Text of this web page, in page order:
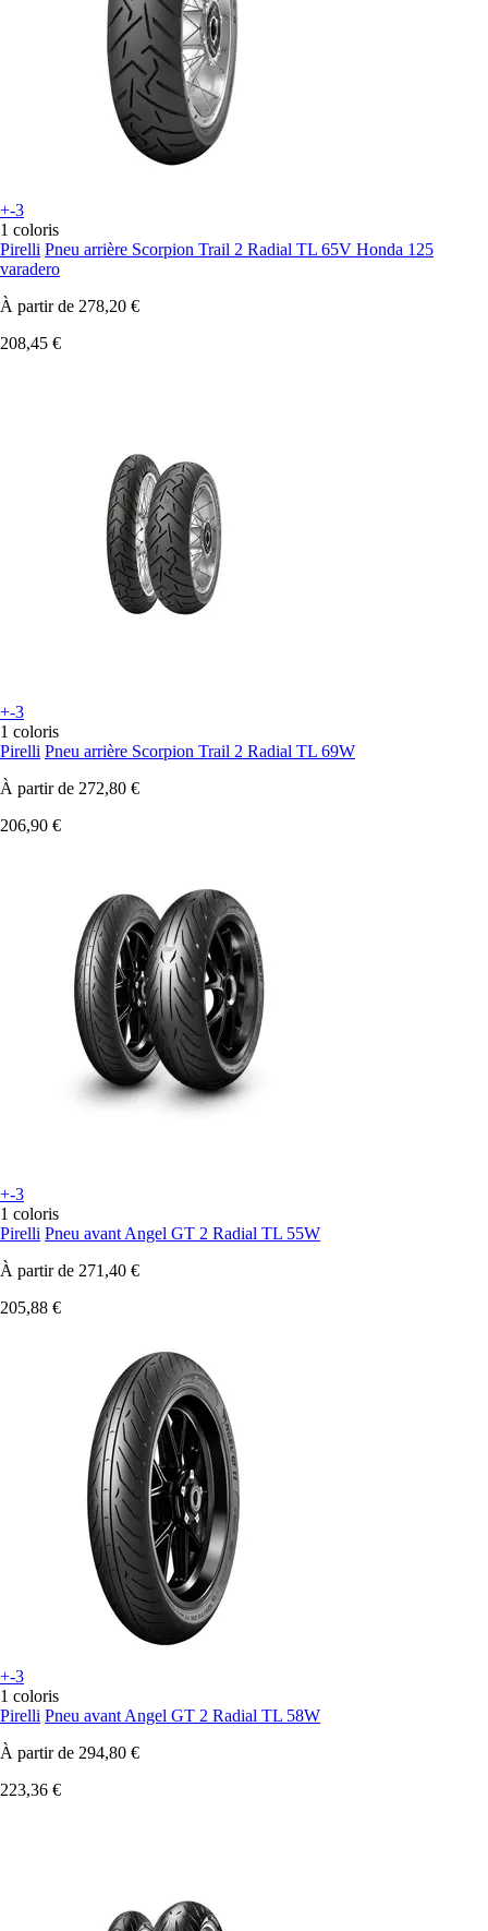
+-3
1 coloris
Pirelli Pneu arrière Scorpion Trail 2 Radial TL 65V Honda 125
varadero
À partir de 278,20 €
208,45 €
+-3
1 coloris
Pirelli Pneu arrière Scorpion Trail 2 Radial TL 69W
À partir de 272,80 €
206,90 €
+-3
1 coloris
Pirelli Pneu avant Angel GT 2 Radial TL 55W
À partir de 271,40 €
205,88 €
+-3
1 coloris
Pirelli Pneu avant Angel GT 2 Radial TL 58W
À partir de 294,80 €
223,36 €